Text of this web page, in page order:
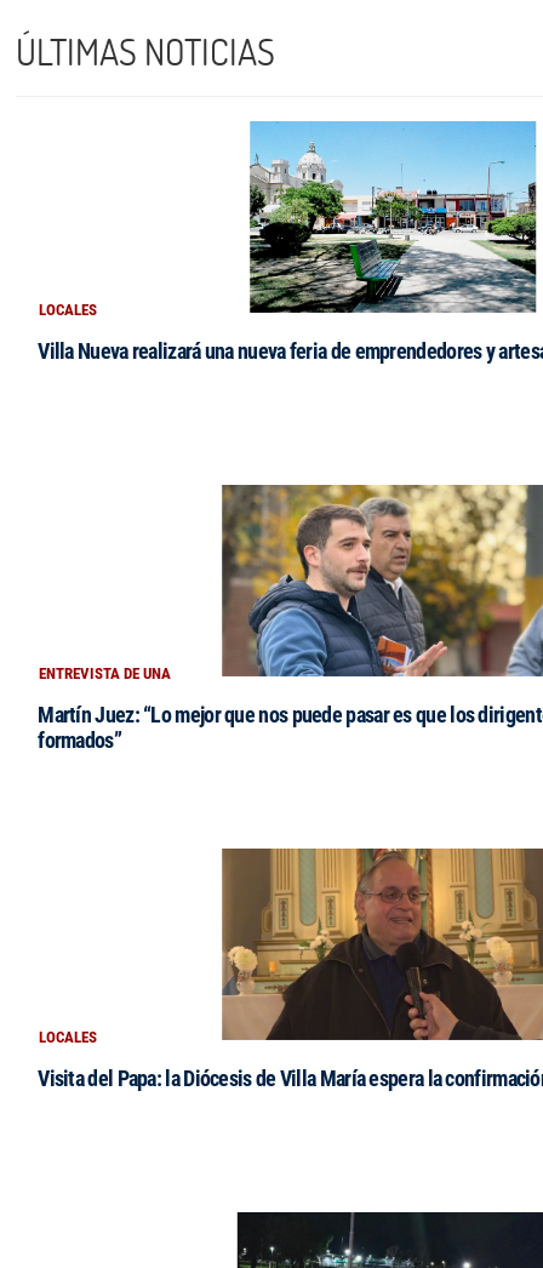
ÚLTIMAS NOTICIAS
LOCALES
Villa Nueva realizará una nueva feria de emprendedores y
ENTREVISTA DE UNA
Martín Juez: “Lo mejor que nos puede pasar es que los
formados”
LOCALES
Visita del Papa: la Diócesis de Villa María espera la